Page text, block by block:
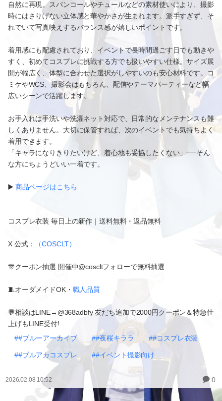
自然に再現。スパンコールやチュールなどの素材使いにより、撮影
時にはさりげない立体感と華やかさが生まれます。派手すぎず、そ
れでいて写真映えするバランス感が嬉しいポイントです。
着用感にも配慮されており、イベントで長時間過ごす日でも動きや
すく、初めてコスプレに挑戦する方でも扱いやすい仕様。サイズ展
開が幅広く、体型に合わせた選択がしやすいのも安心材料です。コ
ミケやWCS、撮影会はもちろん、配信やテーマパーティーなど幅
広いシーンで活躍します。
お手入れは手洗いや洗濯ネット対応で、日常的なメンテナンスも難
しくありません。大切に保管すれば、次のイベントでも気持ちよく
着用できます。
「キャラになりきりたいけど、着心地も妥協したくない」──そん
な方にちょうどいい一着です。
▶️ 商品ページはこちら
コスプレ衣装 毎日上の新作｜送料無料・返品無料
X 公式： （COSCLT）
🎊クーポン抽選 開催中@coscltフォローで無料抽選
🧵オーダメイドOK・ 職人品質
💬相談はLINE→@368adbfy 友だち追加で2000円クーポン＆特急仕
上げもLINE受付!
##ブルーアーカイブ
##夜桜キララ ##コスプレ衣装
##ブルアカコスプレ ##イベント撮影向け
2026.02.08 10:52 0